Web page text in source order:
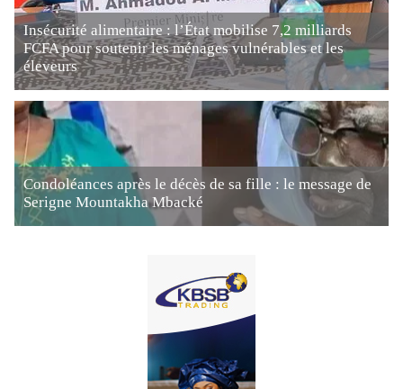
Insécurité alimentaire : l’État mobilise 7,2 milliards
FCFA pour soutenir les ménages vulnérables et les
éleveurs
Condoléances après le décès de sa fille : le message de
Serigne Mountakha Mbacké